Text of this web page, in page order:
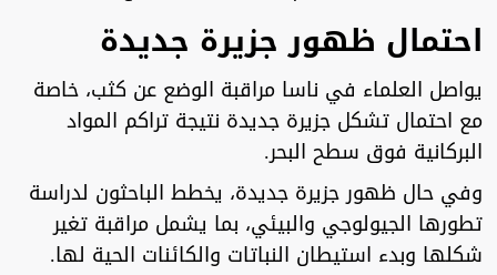
احتمال ظهور جزيرة جديدة
يواصل العلماء في ناسا مراقبة الوضع عن كثب، خاصة
مع احتمال تشكل جزيرة جديدة نتيجة تراكم المواد
البركانية فوق سطح البحر.
وفي حال ظهور جزيرة جديدة، يخطط الباحثون لدراسة
تطورها الجيولوجي والبيئي، بما يشمل مراقبة تغير
شكلها وبدء استيطان النباتات والكائنات الحية لها.